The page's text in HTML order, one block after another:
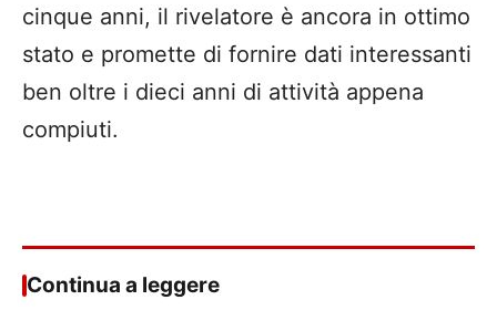
cinque anni, il rivelatore è ancora in ottimo
stato e promette di fornire dati interessanti
ben oltre i dieci anni di attività appena
compiuti.
Continua a leggere